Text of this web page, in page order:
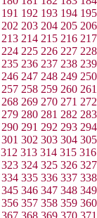
191 192 193 194 195
202 203 204 205 206
213 214 215 216 217
224 225 226 227 228
235 236 237 238 239
246 247 248 249 250
257 258 259 260 261
268 269 270 271 272
279 280 281 282 283
290 291 292 293 294
301 302 303 304 305
312 313 314 315 316
323 324 325 326 327
334 335 336 337 338
345 346 347 348 349
356 357 358 359 360